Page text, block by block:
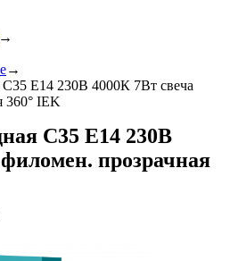
→
→
Е14 230В 4000К 7Вт свеча
360° IEK
C35 Е14 230В
прозрачная